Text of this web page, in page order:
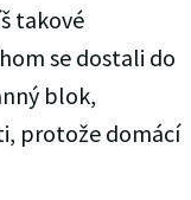
takové
se dostali do
blok,
protože domácí